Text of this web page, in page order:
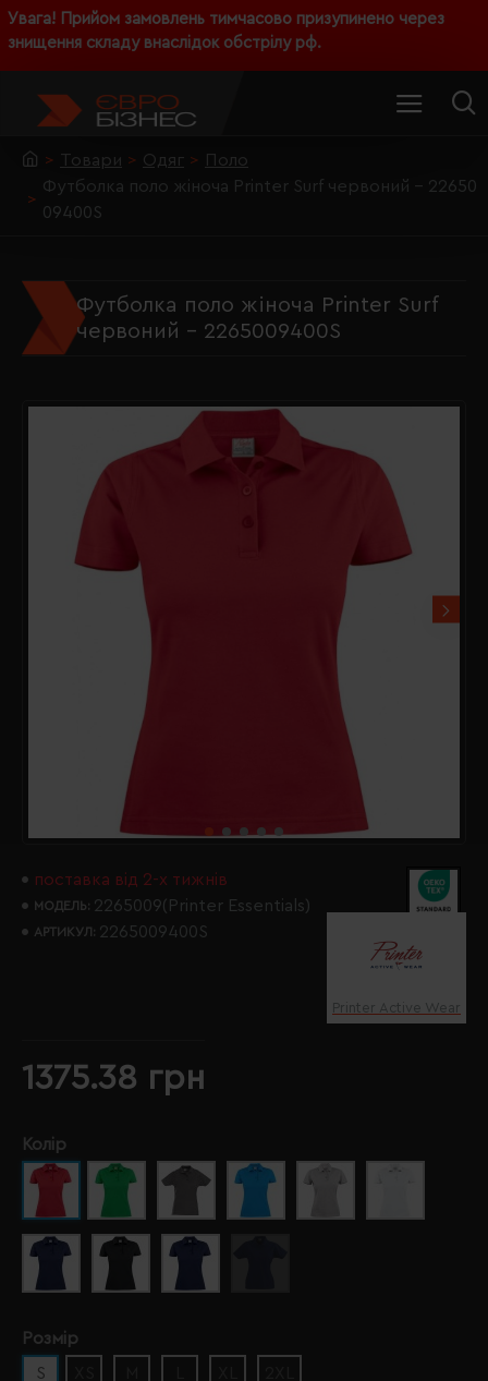
Увага! Прийом замовлень тимчасово призупинено через
знищення складу внаслідок обстрілу рф.
Товари Одяг
Поло
Футболка поло жіноча Printer Surf червоний - 22650
09400S
Футболка поло жіноча Printer Surf
червоний - 2265009400S
поставка від 2-х тижнів
МОДЕЛЬ: 2265009(Printer Essentials)
АРТИКУЛ: 2265009400S
Printer Active Wear
1375.38 грн
Колір
Розмір
S